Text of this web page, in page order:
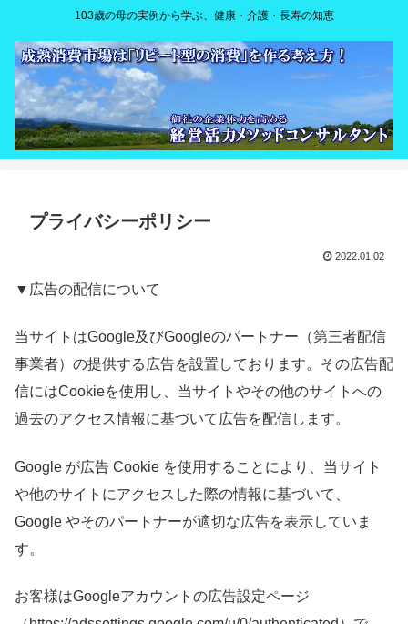
103歳の母の実例から学ぶ、健康・介護・長寿の知恵
プライバシーポリシー
2022.01.02
▼広告の配信について
当サイトはGoogle及びGoogleのパートナー（第三者配信
事業者）の提供する広告を設置しております。その広告配
信にはCookieを使用し、当サイトやその他のサイトへの
過去のアクセス情報に基づいて広告を配信します。
Google が広告 Cookie を使用することにより、当サイト
や他のサイトにアクセスした際の情報に基づいて、
Google やそのパートナーが適切な広告を表示していま
す。
お客様はGoogleアカウントの広告設定ページ